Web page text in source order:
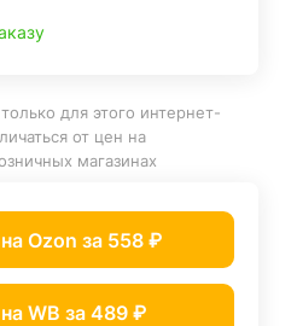
для этого интернет-
от цен на
магазинах
Ozon за 558 ₽
WB за 489 ₽